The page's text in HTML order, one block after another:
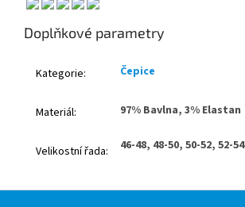
Doplňkové parametry
Kategorie: Čepice
Materiál: 97% Bavlna, 3% Elastan
Velikostní řada: 46-48, 48-50, 50-52, 52-54